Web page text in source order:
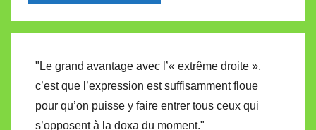
"Le grand avantage avec l’« extrême droite »,
c’est que l’expression est suffisamment floue
pour qu’on puisse y faire entrer tous ceux qui
s’opposent à la doxa du moment."